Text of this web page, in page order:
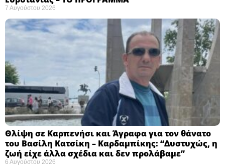
7 Αυγούστου 2026
Θλίψη σε Καρπενήσι και Άγραφα για τον θάνατο
του Βασίλη Κατσίκη – Καρδαμπίκης: “Δυστυχώς, η
ζωή είχε άλλα σχέδια και δεν προλάβαμε”
6 Αυγούστου 2026